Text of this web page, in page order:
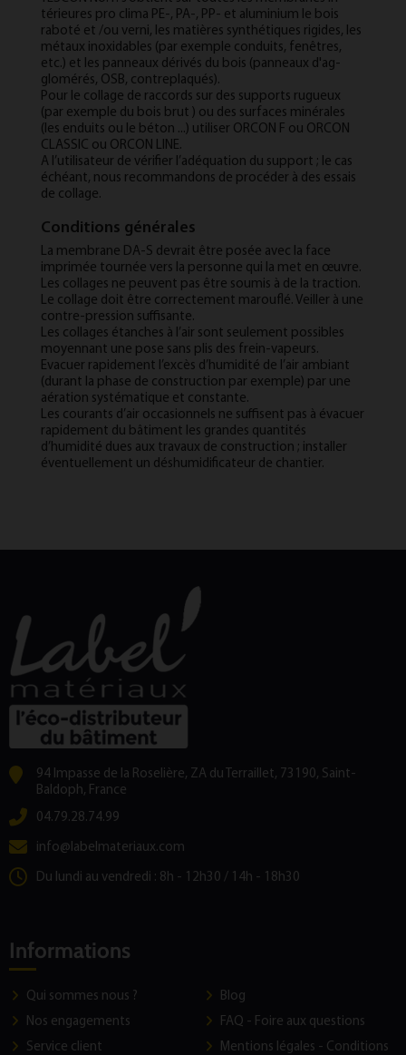
térieures pro clima PE-, PA-, PP- et alu­mini­um le bois
raboté et /ou verni, les matières syn­thétiques ri­gides, les
métaux in­ox­id­ables (par ex­emple con­duits, fenêtres,
etc.) et les pan­neaux dérivés du bois (pan­neaux d'ag­
glom­érés, OSB, contre­plaqués).
Pour le col­lage de rac­cords sur des sup­ports ru­gueux
(par ex­emple du bois brut ) ou des sur­faces minérales
(les en­duits ou le béton ...) util­iser OR­CON F ou OR­CON
CLAS­SIC ou OR­CON LINE.
A l’util­isateur de véri­fi­er l’adéqua­tion du sup­port ; le cas
échéant, nous re­com­mandons de procéder à des es­sais
de col­lage.
Conditions générales
La membrane DA-S devrait être posée avec la face
imprimée tournée vers la personne qui la met en œuvre.
Les collages ne peuvent pas être soumis à de la traction.
Le collage doit être correctement marouflé. Veiller à une
contre-pression suffisante.
Les collages étanches à l’air sont seulement possibles
moyennant une pose sans plis des frein-vapeurs.
Evacuer rapidement l’excès d’humidité de l’air ambiant
(durant la phase de construction par exemple) par une
aération systématique et constante.
Les courants d’air occasionnels ne suffisent pas à évacuer
rapidement du bâtiment les grandes quantités
d’humidité dues aux travaux de construction ; installer
éventuellement un déshumidificateur de chantier.
94 Impasse de la Roselière, ZA du Terraillet, 73190, Saint-
Baldoph, France
04.79.28.74.99
info@labelmateriaux.com
Du lundi au vendredi : 8h - 12h30 / 14h - 18h30
Informations
Qui sommes nous ?
Nos engagements
Service client
Blog
FAQ - Foire aux questions
Mentions légales - Conditions